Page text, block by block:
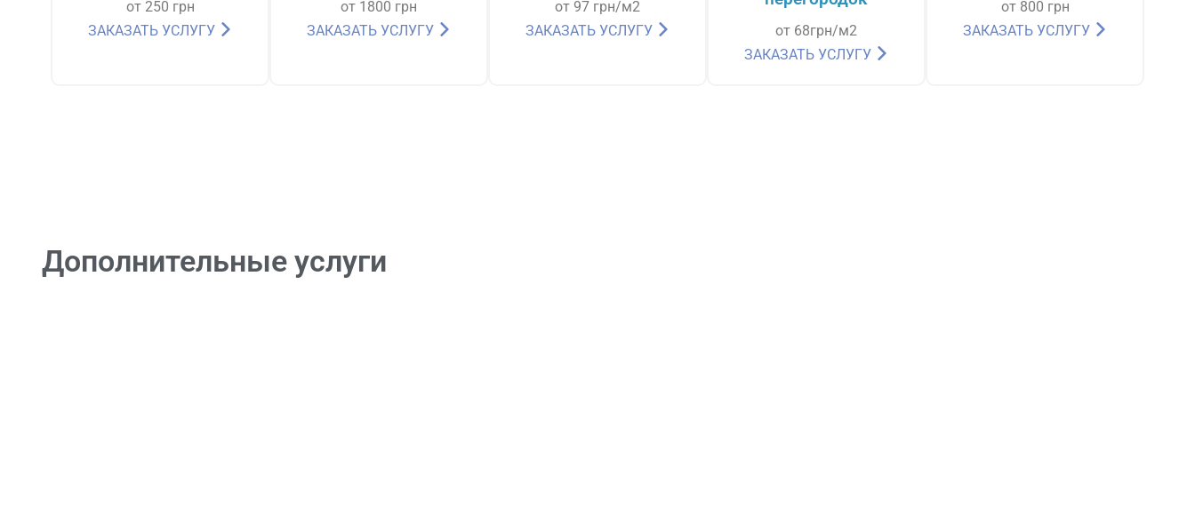
от 250 грн
ЗАКАЗАТЬ УСЛУГУ
от 1800 грн
ЗАКАЗАТЬ УСЛУГУ
от 97 грн/м2
ЗАКАЗАТЬ УСЛУГУ
от 68грн/м2
ЗАКАЗАТЬ УСЛУГУ
от 800 грн
ЗАКАЗАТЬ УСЛУГУ
Дополнительные услуги